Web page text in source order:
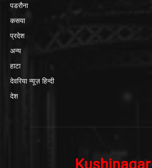
पडरौना
कसया
प्रदेश
अन्य
हाटा
देवरिया न्यूज़ हिन्दी
देश